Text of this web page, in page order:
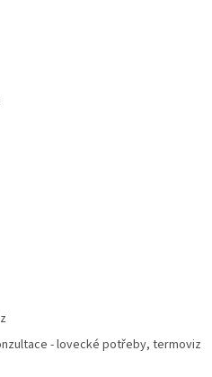
- lovecké potřeby, termoviz